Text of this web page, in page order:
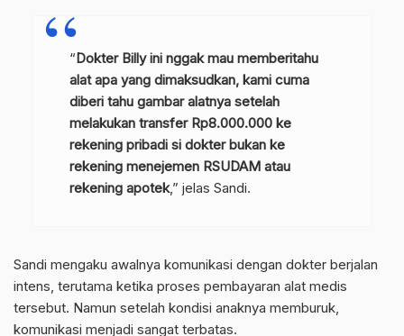
“Dokter Billy ini nggak mau memberitahu
alat apa yang dimaksudkan, kami cuma
diberi tahu gambar alatnya setelah
melakukan transfer Rp8.000.000 ke
rekening pribadi si dokter bukan ke
rekening menejemen RSUDAM atau
rekening apotek,” jelas Sandi.
Sandi mengaku awalnya komunikasi dengan dokter berjalan
intens, terutama ketika proses pembayaran alat medis
tersebut. Namun setelah kondisi anaknya memburuk,
komunikasi menjadi sangat terbatas.